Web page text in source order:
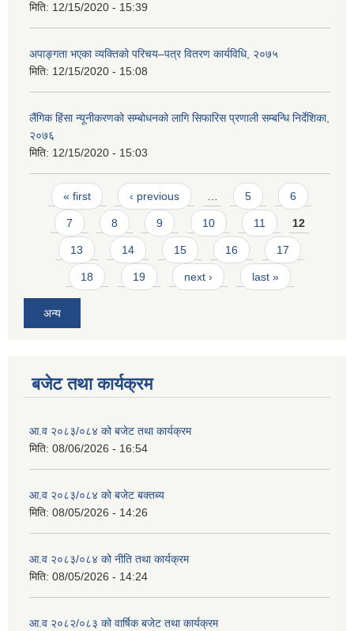
मिति: 12/15/2020 - 15:39
अपाङ्गता भएका व्यक्तिको परिचय–पत्र वितरण कार्यविधि, २०७५
मिति: 12/15/2020 - 15:08
लैंगिक हिंसा न्यूनीकरणको सम्बोधनको लागि सिफारिस प्रणाली सम्बन्धि निर्देशिका,
२०७६
मिति: 12/15/2020 - 15:03
Pages
« first ‹ previous 5 6
7 8 9 10 11 12
13 14 15 16 17
18 19 next › last »
अन्य
बजेट तथा कार्यक्रम
आ.व २०८३/०८४ को बजेट तथा कार्यक्रम
मिति: 08/06/2026 - 16:54
आ.व २०८३/०८४ को बजेट बक्तब्य
मिति: 08/05/2026 - 14:26
आ.व २०८३/०८४ को नीति तथा कार्यक्रम
मिति: 08/05/2026 - 14:24
आ.व २०८२/०८३ को वार्षिक बजेट तथा कार्यक्रम